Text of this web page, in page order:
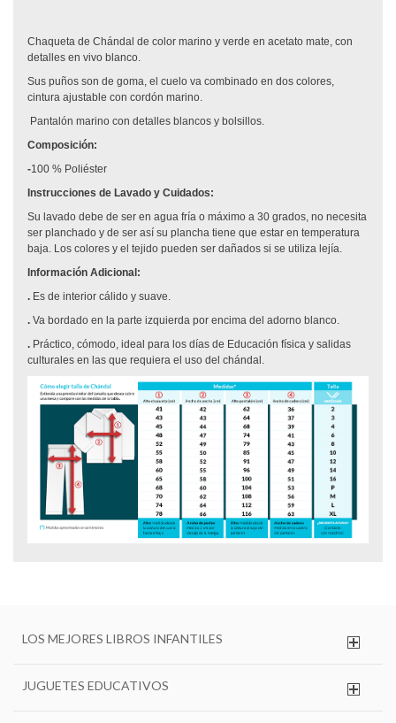
Chaqueta de Chándal de color marino y verde en acetato mate, con
detalles en vivo blanco.
Sus puños son de goma, el cuelo va combinado en dos colores,
cintura ajustable con cordón marino.
Pantalón marino con detalles blancos y bolsillos.
Composición:
-100 % Poliéster
Instrucciones de Lavado y Cuidados:
Su lavado debe de ser en agua fría o máximo a 30 grados, no necesita
ser planchado y de ser así su plancha tiene que estar en temperatura
baja. Los colores y el tejido pueden ser dañados si se utiliza lejía.
Información Adicional:
.Es de interior cálido y suave.
.Va bordado en la parte izquierda por encima del adorno blanco.
.Práctico, cómodo, ideal para los días de Educación física y salidas
culturales en las que requiera el uso del chándal.
LOS MEJORES LIBROS INFANTILES
JUGUETES EDUCATIVOS